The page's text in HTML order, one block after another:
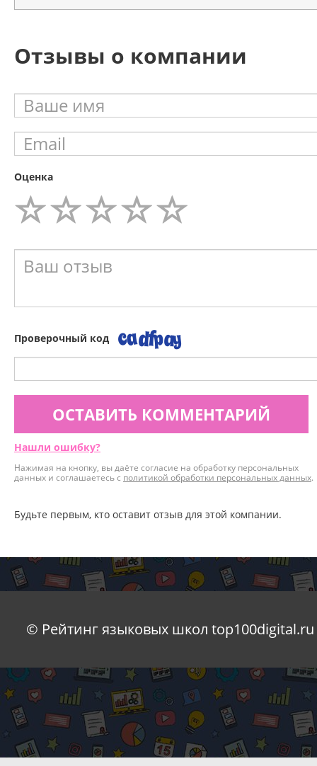
Отзывы о компании
Оценка
Проверочный код
ОСТАВИТЬ КОММЕНТАРИЙ
Нашли ошибку?
Нажимая на кнопку, вы даёте согласие на обработку персональных
данных и соглашаетесь с политикой обработки персональных данных.
Будьте первым, кто оставит отзыв для этой компании.
© Рейтинг языковых школ top100digital.ru